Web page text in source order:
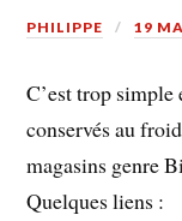
PHILIPPE 19
C’est trop
conservés au
magasins genre
Quelques liens :